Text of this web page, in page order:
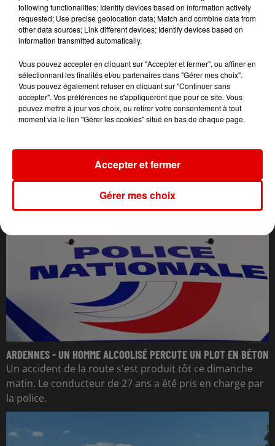
L'ACTU DES ARDENNES
ARDENNES - UN HOMME ALCOOLISÉ PERCUTE UN PLOT EN BÉTON
Un accident de la route s'est produit tôt ce dimanche
matin. Le conducteur de 27 ans a été pris en charge par
la police.
following functionalities: Identify devices based on information actively
requested; Use precise geolocation data; Match and combine data from
other data sources; Link different devices; Identify devices based on
information transmitted automatically.
Vous pouvez accepter en cliquant sur "Accepter et fermer", ou affiner en
sélectionnant les finalités et/ou partenaires dans "Gérer mes choix".
Vous pouvez également refuser en cliquant sur "Continuer sans
accepter". Vos préférences ne s'appliqueront que pour ce site. Vous
pouvez mettre à jour vos choix, ou retirer votre consentement à tout
moment via le lien "Gérer les cookies" situé en bas de chaque page.
Gérer mes choix
Accepter et fermer